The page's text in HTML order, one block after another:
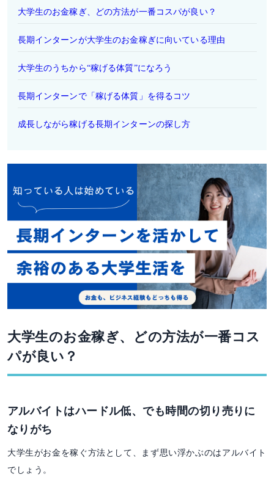
大学生のお金稼ぎ、どの方法が一番コスパが良い？
長期インターンが大学生のお金稼ぎに向いている理由
大学生のうちから“稼げる体質”になろう
長期インターンで「稼げる体質」を得るコツ
成長しながら稼げる長期インターンの探し方
大学生のお金稼ぎ、どの方法が一番コス
パが良い？
アルバイトはハードル低、でも時間の切り売りに
なりがち
大学生がお金を稼ぐ方法として、まず思い浮かぶのはアルバイト
でしょう。